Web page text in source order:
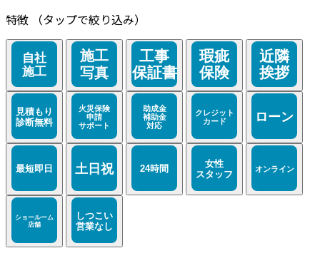
特徴
（タップで絞り込み）